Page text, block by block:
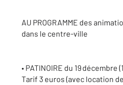
AU PROGRAMME des
dans le centre-ville
• PATINOIRE du 19 décembre
Tarif 3 euros (avec location